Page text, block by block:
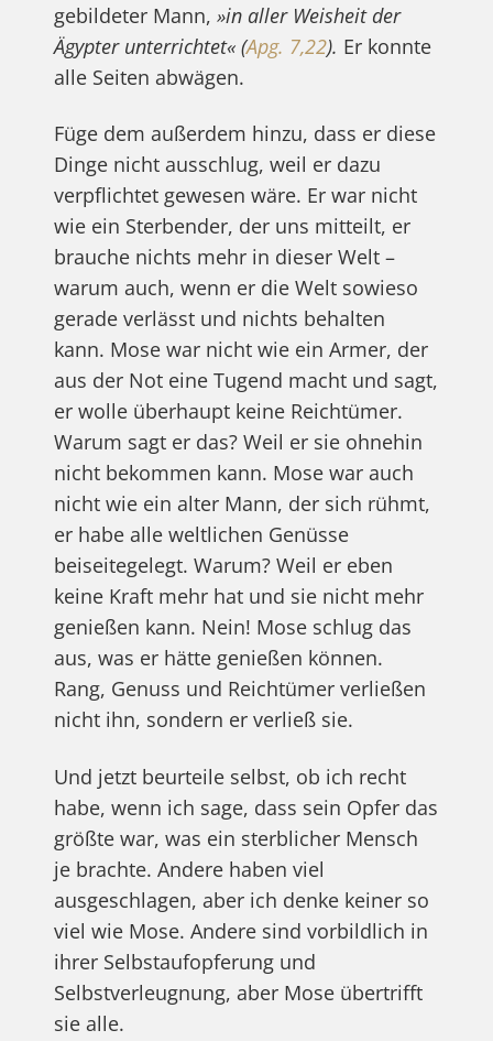
gebildeter Mann, »in aller Weisheit der
Ägypter unterrichtet« (Apg. 7,22). Er konnte
alle Seiten abwägen.
Füge dem außerdem hinzu, dass er diese
Dinge nicht ausschlug, weil er dazu
verpflichtet gewesen wäre. Er war nicht
wie ein Sterbender, der uns mitteilt, er
brauche nichts mehr in dieser Welt –
warum auch, wenn er die Welt sowieso
gerade verlässt und nichts behalten
kann. Mose war nicht wie ein Armer, der
aus der Not eine Tugend macht und sagt,
er wolle überhaupt keine Reichtümer.
Warum sagt er das? Weil er sie ohnehin
nicht bekommen kann. Mose war auch
nicht wie ein alter Mann, der sich rühmt,
er habe alle weltlichen Genüsse
beiseitegelegt. Warum? Weil er eben
keine Kraft mehr hat und sie nicht mehr
genießen kann. Nein! Mose schlug das
aus, was er hätte genießen können.
Rang, Genuss und Reichtümer verließen
nicht ihn, sondern er verließ sie.
Und jetzt beurteile selbst, ob ich recht
habe, wenn ich sage, dass sein Opfer das
größte war, was ein sterblicher Mensch
je brachte. Andere haben viel
ausgeschlagen, aber ich denke keiner so
viel wie Mose. Andere sind vorbildlich in
ihrer Selbstaufopferung und
Selbstverleugnung, aber Mose übertrifft
sie alle.